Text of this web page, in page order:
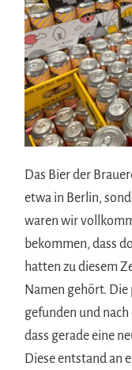
Das Bier der
etwa in Berlin,
waren wir
bekommen, dass
hatten zu diesem
Namen gehört. Die
gefunden und
dass gerade eine
Diese entstand an